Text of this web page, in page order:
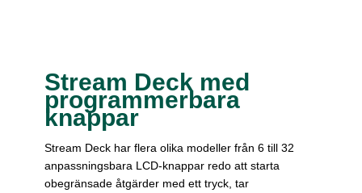
Stream Deck med
programmerbara
knappar
Stream Deck har flera olika modeller från 6 till 32
anpassningsbara LCD-knappar redo att starta
obegränsade åtgärder med ett tryck, tar